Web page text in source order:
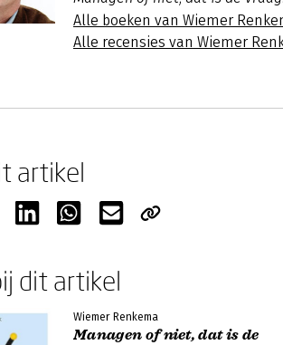
Alle boeken van Wiemer
Alle recensies van Wiemer
artikel
dit artikel
Wiemer Renkema
Managen of niet, dat is de